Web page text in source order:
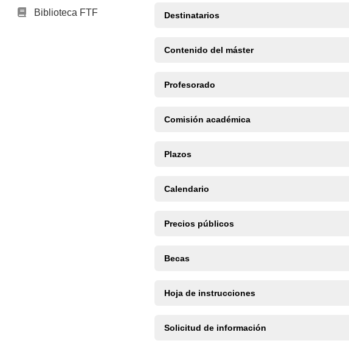
Destinatarios
Contenido del máster
Profesorado
Comisión académica
Plazos
Calendario
Precios públicos
Becas
Hoja de instrucciones
Solicitud de información
Biblioteca FTF